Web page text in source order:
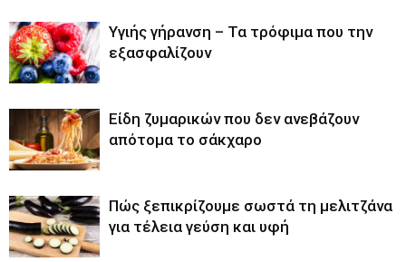
Υγιής γήρανση – Τα τρόφιμα που την
εξασφαλίζουν
Είδη ζυμαρικών που δεν ανεβάζουν
απότομα το σάκχαρο
Πώς ξεπικρίζουμε σωστά τη μελιτζάνα
για τέλεια γεύση και υφή